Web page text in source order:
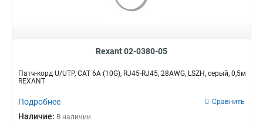
Rexant 02-0380-05
Патч-корд U/UTP, CAT 6A (10G), RJ45-RJ45, 28AWG, LSZH, серый, 0,5м
REXANT
Подробнее Сравнить
Наличие: В наличии